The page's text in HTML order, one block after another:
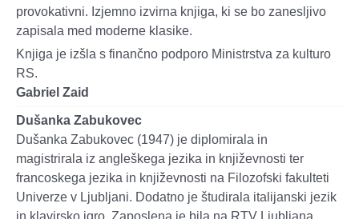
provokativni. Izjemno izvirna knjiga, ki se bo zanesljivo
zapisala med moderne klasike.
Knjiga je izšla s finančno podporo Ministrstva za kulturo
RS.
Gabriel Zaid
Dušanka Zabukovec
Dušanka Zabukovec (1947) je diplomirala in
magistrirala iz angleškega jezika in književnosti ter
francoskega jezika in književnosti na Filozofski fakulteti
Univerze v Ljubljani. Dodatno je študirala italijanski jezik
in klavirsko igro. Zaposlena je bila na RTV Ljubljana,